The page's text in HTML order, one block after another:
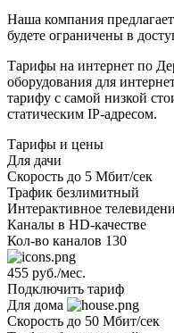
Наша компания
будете ограничены в
Тарифы на интернет по
оборудования для
тарифу с самой низкой
статическим IP-адресом.
Тарифы и цены
Для дачи
Скорость до 5 Мбит/сек
Трафик безлимитный
Интерактивное
Каналы в HD-качестве
Кол-во каналов 130
455 руб./мес.
Подключить тариф
Для дома
Скорость до 50 Мбит/сек